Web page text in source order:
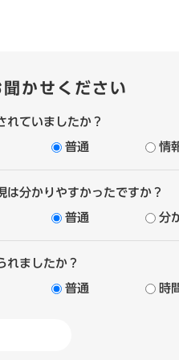
かせください
れていましたか？
普通 情
は分かりやすかったですか？
普通 分
れましたか？
普通 時